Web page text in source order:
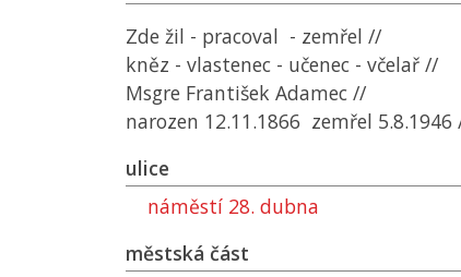
Zde žil - pracoval - zemřel //
kněz - vlastenec - učenec - včelař //
Msgre František Adamec //
narozen 12.11.1866 zemřel 5.8.1946
ulice
náměstí 28. dubna
městská část